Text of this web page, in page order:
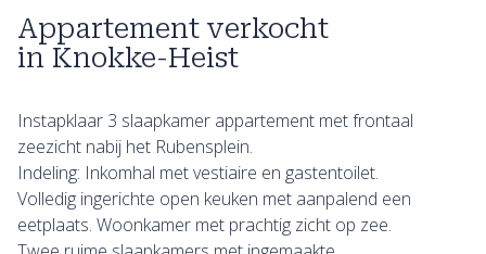
Appartement verkocht
in Knokke-Heist
Instapklaar 3 slaapkamer appartement met frontaal
zeezicht nabij het Rubensplein.
Indeling: Inkomhal met vestiaire en gastentoilet.
Volledig ingerichte open keuken met aanpalend een
eetplaats. Woonkamer met prachtig zicht op zee.